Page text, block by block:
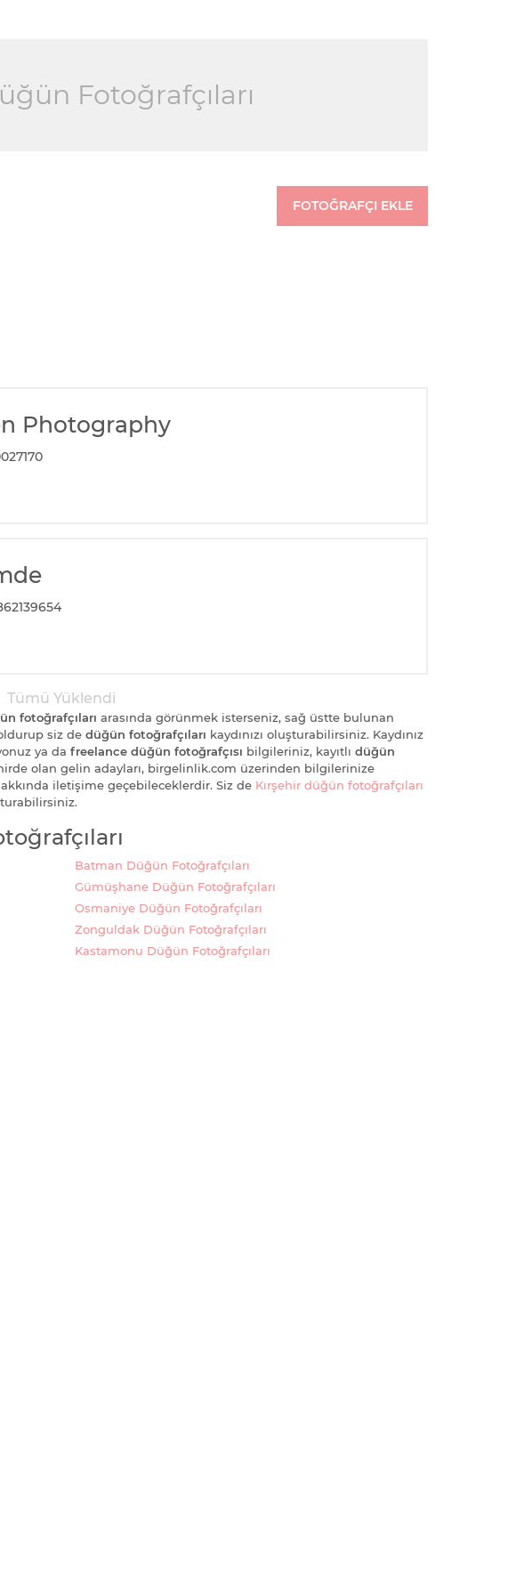
Fotoğrafçıları
FOTOĞRAFÇI EKLE
Photography
Tümü Yüklendi
fotoğrafçıları arasında görünmek isterseniz, sağ üstte bulunan
siz de düğün fotoğrafçıları kaydınızı oluşturabilirsiniz. Kaydınız
ya da freelance düğün fotoğrafçısı bilgileriniz, kayıtlı düğün
olan gelin adayları, birgelinlik.com üzerinden bilgilerinize
iletişime geçebileceklerdir. Siz de Kırşehir düğün fotoğrafçıları
Batman Düğün Fotoğrafçıları
Gümüşhane Düğün Fotoğrafçıları
Osmaniye Düğün Fotoğrafçıları
Zonguldak Düğün Fotoğrafçıları
Kastamonu Düğün Fotoğrafçıları